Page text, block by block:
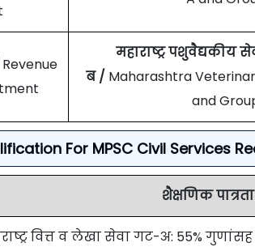
Revenue
महाराष्ट्र पशुवैद्यकीय
ब / Maharashtra
and
For MPSC Civil Services
शैक्षणिक पात्रता
वित्त व लेखा सेवा गट-अ: 55%